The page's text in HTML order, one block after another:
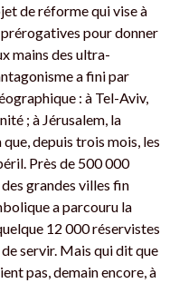
de réforme qui vise à
pour donner
mains des ultra-
a fini par
: à Tel-Aviv,
; à Jérusalem, la
depuis trois mois, les
Près de 500 000
grandes villes fin
a parcouru la
12 000 réservistes
de servir. Mais qui dit que
pas, demain encore, à